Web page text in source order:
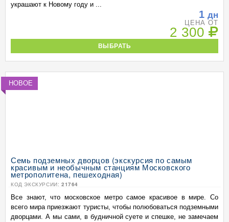
украшают к Новому году и ...
1 дн
ЦЕНА ОТ
2 300
ВЫБРАТЬ
НОВОЕ
Семь подземных дворцов (экскурсия по самым
красивым и необычным станциям Московского
метрополитена, пешеходная)
КОД ЭКСКУРСИИ: 21764
Все знают, что московское метро самое красивое в мире. Со
всего мира приезжают туристы, чтобы полюбоваться подземными
дворцами. А мы сами, в будничной суете и спешке, не замечаем